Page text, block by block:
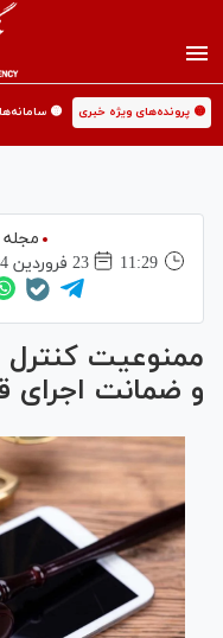
🟡 پرونده‌های ویژه خبری 🟡
11:29
23 فروردين 1404
ممنوعیت کنترل
و ضمانت اجرای